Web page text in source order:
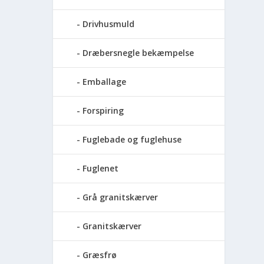
Drivhusmuld
Dræbersnegle bekæmpelse
Emballage
Forspiring
Fuglebade og fuglehuse
Fuglenet
Grå granitskærver
Granitskærver
Græsfrø